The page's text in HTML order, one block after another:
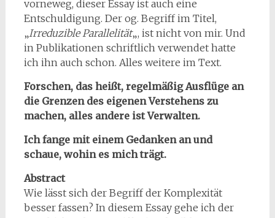
vorneweg, dieser Essay ist auch eine
Entschuldigung. Der og. Begriff im Titel,
„Irreduzible Parallelität„, ist nicht von mir. Und
in Publikationen schriftlich verwendet hatte
ich ihn auch schon. Alles weitere im Text.
Forschen, das heißt, regelmäßig Ausflüge an
die Grenzen des eigenen Verstehens zu
machen, alles andere ist Verwalten.
Ich fange mit einem Gedanken an und
schaue, wohin es mich trägt.
Abstract
Wie lässt sich der Begriff der Komplexität
besser fassen? In diesem Essay gehe ich der